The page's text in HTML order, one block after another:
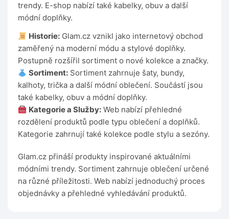
trendy. E-shop nabízí také kabelky, obuv a další
módní doplňky.
Historie: Glam.cz vznikl jako internetový obchod
zaměřený na moderní módu a stylové doplňky.
Postupně rozšířil sortiment o nové kolekce a značky.
Sortiment: Sortiment zahrnuje šaty, bundy,
kalhoty, trička a další módní oblečení. Součástí jsou
také kabelky, obuv a módní doplňky.
Kategorie a Služby: Web nabízí přehledné
rozdělení produktů podle typu oblečení a doplňků.
Kategorie zahrnují také kolekce podle stylu a sezóny.
Glam.cz přináší produkty inspirované aktuálními
módními trendy. Sortiment zahrnuje oblečení určené
na různé příležitosti. Web nabízí jednoduchý proces
objednávky a přehledné vyhledávání produktů.